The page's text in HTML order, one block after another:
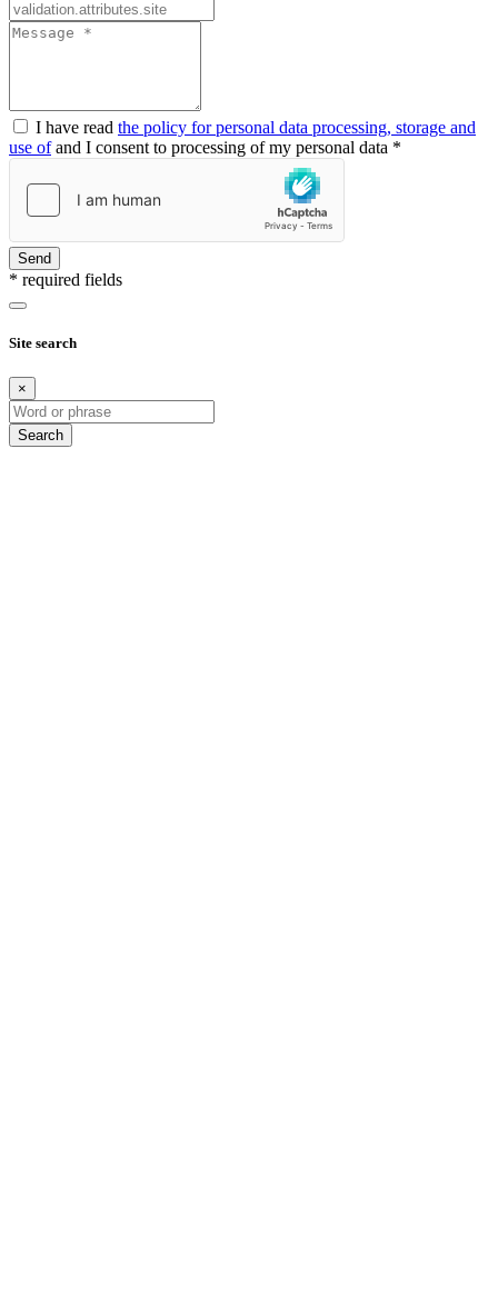
I have read the policy for personal data processing, storage and
use ofand I consent to processing of my personal data *
Send
* required fields
Site search
×
Search